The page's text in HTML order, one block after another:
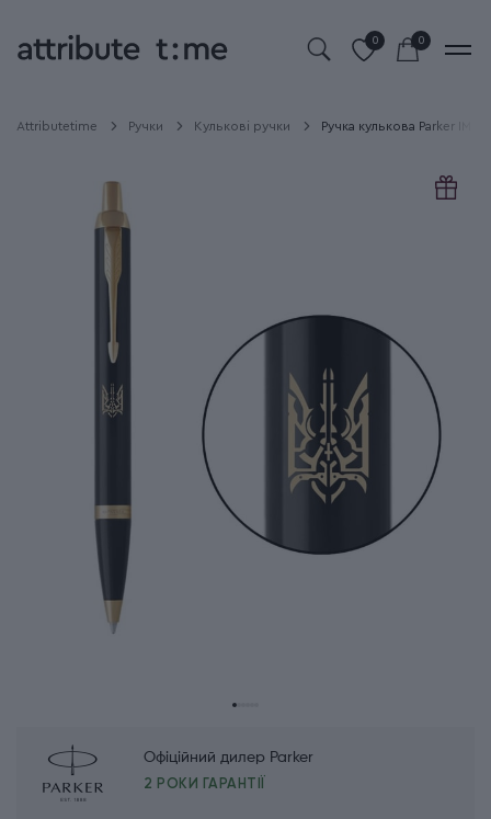
0 0
Attributetime Ручки Кулькові ручки Ручка кулькова Parker IM
Офіційний дилер Parker
2 РОКИ ГАРАНТІЇ